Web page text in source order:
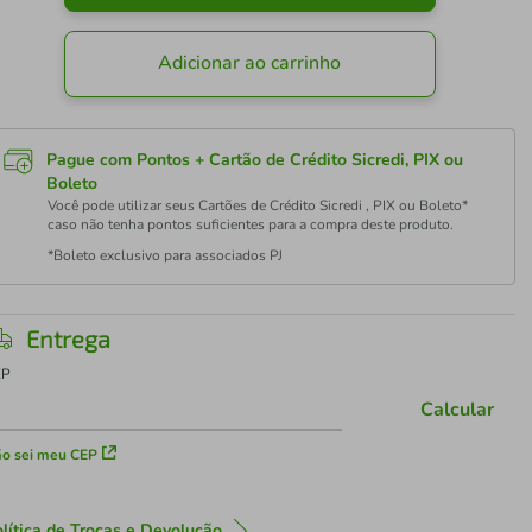
Adicionar ao carrinho
Pague com Pontos + Cartão de Crédito Sicredi, PIX ou
Boleto
Você pode utilizar seus Cartões de Crédito Sicredi , PIX ou Boleto*
caso não tenha pontos suficientes para a compra deste produto.
*Boleto exclusivo para associados PJ
Entrega
sei meu CEP
Calcular